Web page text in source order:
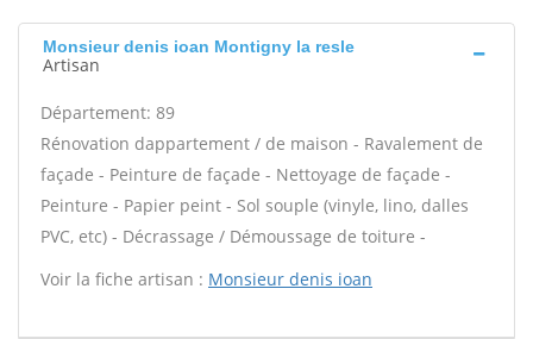
Monsieur denis ioan Montigny la resle
Artisan
Département: 89
Rénovation dappartement / de maison - Ravalement de
façade - Peinture de façade - Nettoyage de façade -
Peinture - Papier peint - Sol souple (vinyle, lino, dalles
PVC, etc) - Décrassage / Démoussage de toiture -
Voir la fiche artisan : Monsieur denis ioan